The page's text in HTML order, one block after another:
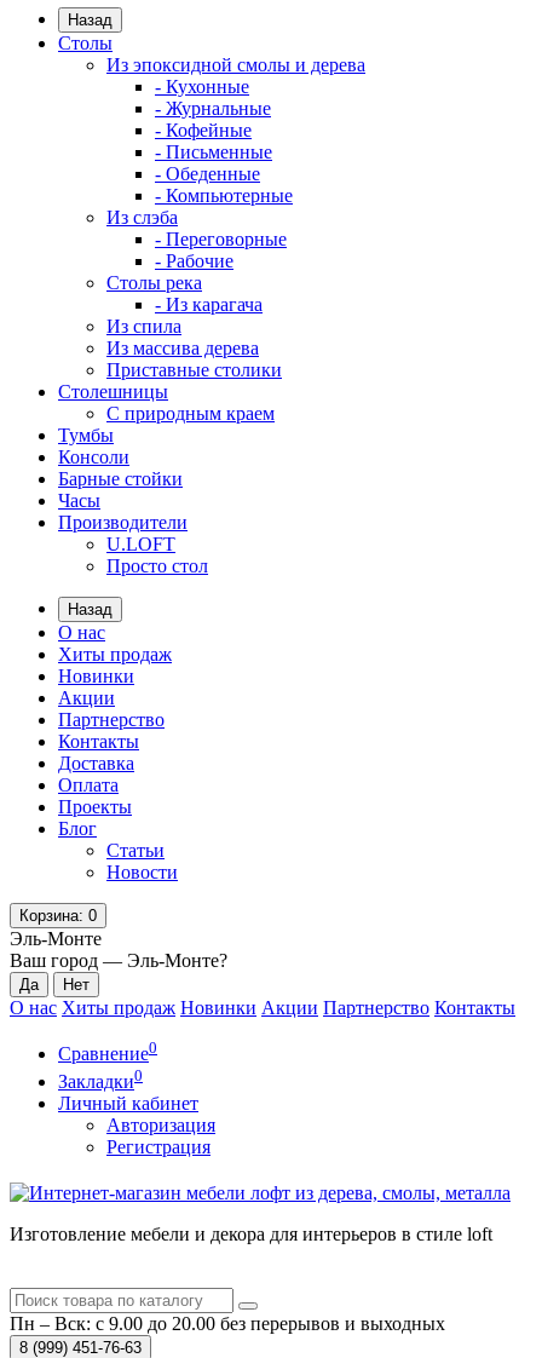
Назад
Столы
Из эпоксидной смолы и дерева
- Кухонные
- Журнальные
- Кофейные
- Письменные
- Обеденные
- Компьютерные
Из слэба
- Переговорные
- Рабочие
Столы река
- Из карагача
Из спила
Из массива дерева
Приставные столики
Столешницы
С природным краем
Тумбы
Консоли
Барные стойки
Часы
Производители
U.LOFT
Просто стол
Назад
О нас
Хиты продаж
Новинки
Акции
Партнерство
Контакты
Доставка
Оплата
Проекты
Блог
Статьи
Новости
Корзина: 0
Эль-Монте
Ваш город — Эль-Монте?
О нас Хиты продаж Новинки Акции Партнерство Контакты
Сравнение0
Закладки0
Личный кабинет
Авторизация
Регистрация
Изготовление мебели и декора для интерьеров в стиле loft
Пн – Вск: с 9.00 до 20.00 без перерывов и выходных
8 (999) 451-76-63